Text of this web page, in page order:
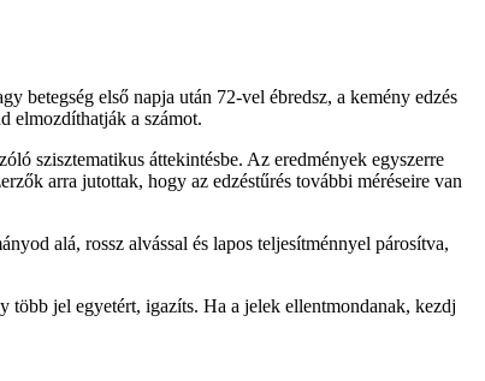
betegség első napja után 72-vel ébredsz, a kemény edzés
elmozdíthatják a számot.
szisztematikus áttekintésbe. Az eredmények egyszerre
arra jutottak, hogy az edzéstűrés további méréseire van
alá, rossz alvással és lapos teljesítménnyel párosítva,
több jel egyetért, igazíts. Ha a jelek ellentmondanak, kezdj